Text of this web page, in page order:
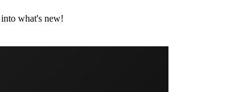
what's new!